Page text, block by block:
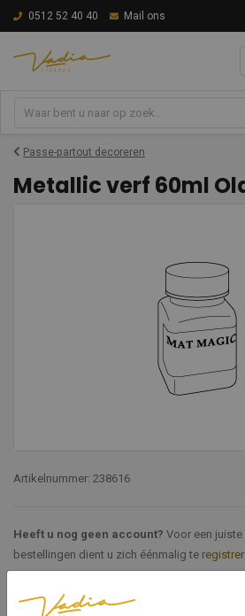
0512 52 40 40 Mail ons
Passe-partout decoreren
Metallic verf 60ml
Artikelnummer: 238616
Heeft u nog geen account? Voor een
bestellingen dient u zich éénmalig te